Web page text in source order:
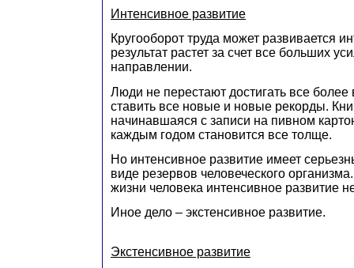
Интенсивное развитие
Кругооборот труда может развивается
результат растет за счет все больших
направлении.
Люди не перестают достигать все
ставить все новые и новые рекорды.
начинавшаяся с записи на пивном
каждым годом становится все толще.
Но интенсивное развитие имеет
виде резервов человеческого
жизни человека интенсивное развитие
Иное дело – экстенсивное развитие.
Экстенсивное развитие